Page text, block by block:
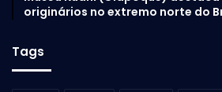
originários no extremo norte do
Tags